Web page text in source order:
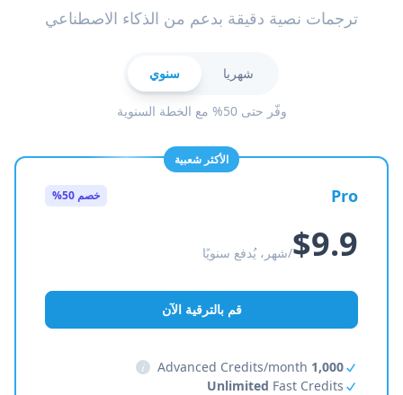
ترجمات نصية دقيقة بدعم من الذكاء الاصطناعي
شهريا سنوي
وفّر حتى 50% مع الخطة السنوية
الأكثر شعبية
Pro خصم 50%
$9.9/شهر، يُدفع سنويًا
قم بالترقية الآن
1,000
i
Unlimited Fast Credits